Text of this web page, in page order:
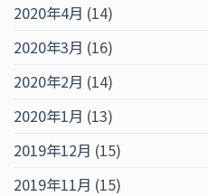
2020年4月 (14)
2020年3月 (16)
2020年2月 (14)
2020年1月 (13)
2019年12月 (15)
2019年11月 (15)